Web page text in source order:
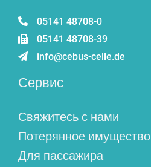
05141 48708-0
05141 48708-39
info@cebus-celle.de
Сервис
Свяжитесь с нами
Потерянное имущество
Для пассажира